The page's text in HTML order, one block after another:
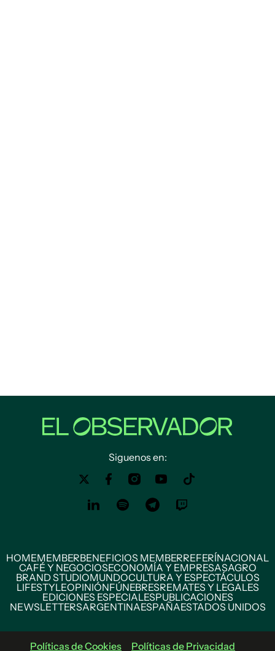
Siguenos en:
HOMEMEMBERBENEFICIOS MEMBERREFERÍNACIONAL
CAFÉ Y NEGOCIOSECONOMÍA Y EMPRESASAGRO
BRAND STUDIOMUNDOCULTURA Y ESPECTÁCULOS
LIFESTYLEOPINIÓNFÚNEBRESREMATES Y LEGALES
EDICIONES ESPECIALESPUBLICACIONES
NEWSLETTERSARGENTINAESPAÑAESTADOS UNIDOS
Políticas de Cookies Políticas de Privacidad